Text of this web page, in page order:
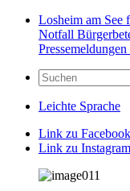
Losheim am See
Notfall
Pressemeldungen
Leichte Sprache
Link zu Facebook
Link zu Instagram